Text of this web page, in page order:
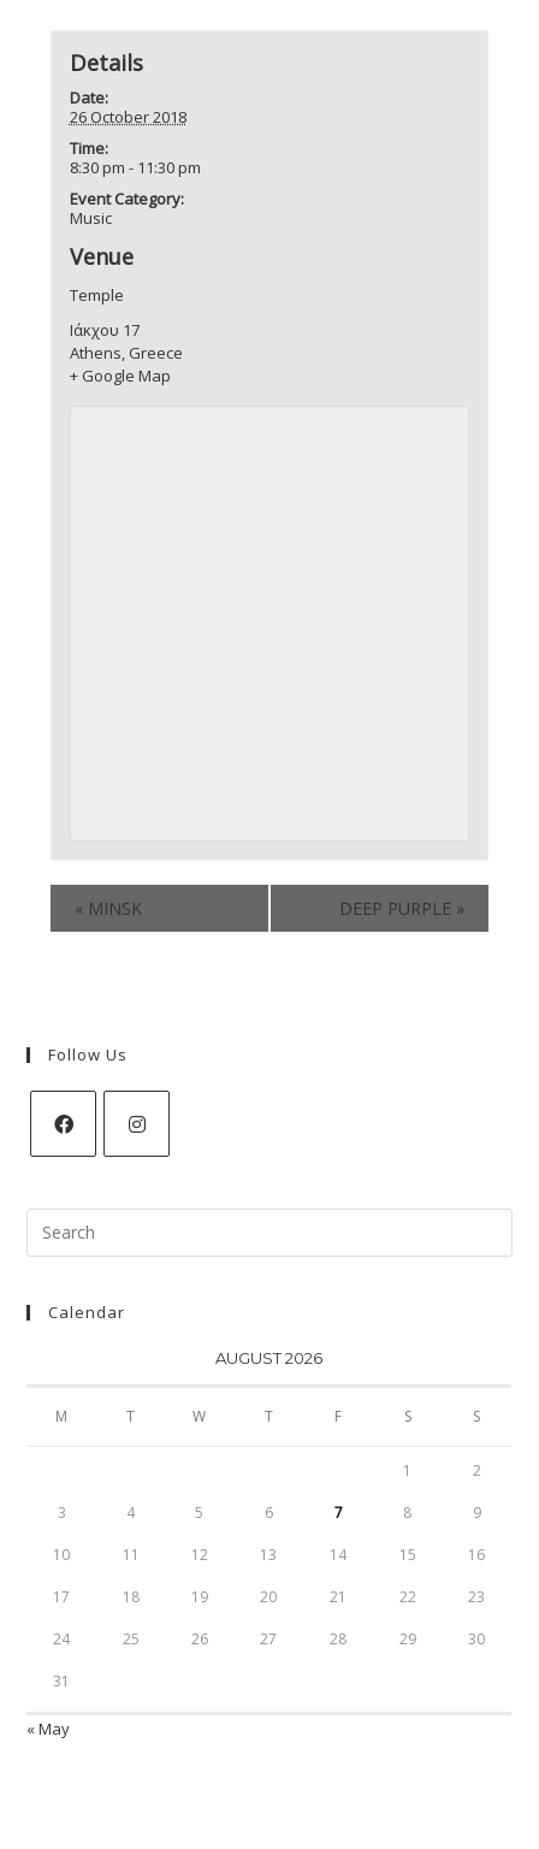
Details
Date:
26 October 2018
Time:
8:30 pm - 11:30 pm
Event Category:
Music
Venue
Temple
Ιάκχου 17
Athens, Greece
+ Google Map
« MINSK DEEP PURPLE »
Follow Us
Search
for:
Calendar
AUGUST 2026
M T W T F S S
1 2
3 4 5 6 7 8 9
10 11 12 13 14 15 16
17 18 19 20 21 22 23
24 25 26 27 28 29 30
31
« May